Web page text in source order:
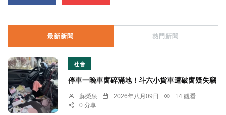
最新新聞 熱門新聞
社會
停車一晚車窗碎滿地！斗六小貨車遭破窗疑失竊
蘇榮泉 2026年八月09日
14 觀看
0 分享